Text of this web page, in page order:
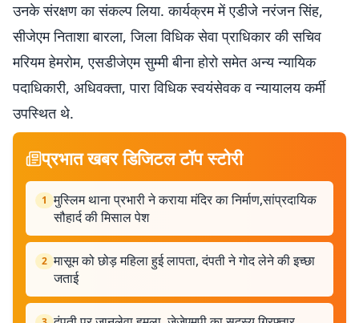
उनके संरक्षण का संकल्प लिया. कार्यक्रम में एडीजे नरंजन सिंह,
सीजेएम निताशा बारला, जिला विधिक सेवा प्राधिकार की सचिव
मरियम हेमरोम, एसडीजेएम सुम्मी बीना होरो समेत अन्य न्यायिक
पदाधिकारी, अधिवक्ता, पारा विधिक स्वयंसेवक व न्यायालय कर्मी
उपस्थित थे.
प्रभात खबर डिजिटल टॉप स्टोरी
1 मुस्लिम थाना प्रभारी ने कराया मंदिर का निर्माण,सांप्रदायिक
सौहार्द की मिसाल पेश
2 मासूम को छोड़ महिला हुई लापता, दंपती ने गोद लेने की इच्छा
जताई